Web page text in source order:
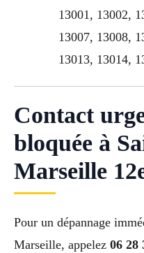
13001, 13002,
13007, 13008,
13013, 13014,
Contact
bloquée à
Marseille
Pour un dépannage
Marseille, appelez 06 28